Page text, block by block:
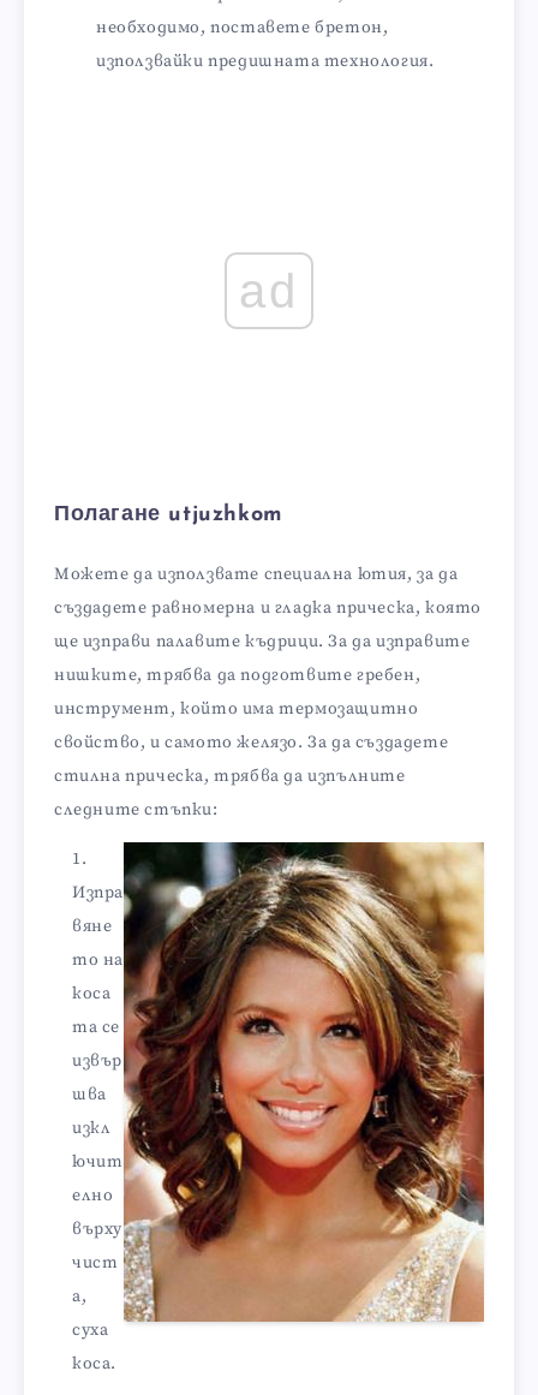
необходимо, поставете бретон,
използвайки предишната технология.
ad
Полагане utjuzhkom
Можете да използвате специална ютия, за да
създадете равномерна и гладка прическа, която
ще изправи палавите къдрици. За да изправите
нишките, трябва да подготвите гребен,
инструмент, който има термозащитно
свойство, и самото желязо. За да създадете
стилна прическа, трябва да изпълните
следните стъпки:
Изпра
вяне
то на
коса
та се
извър
шва
изкл
ючит
елно
върху
чист
а,
суха
коса.